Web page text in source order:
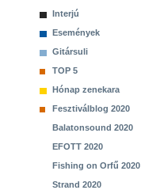
Interjú
Események
Gitársuli
TOP 5
Hónap zenekara
Fesztiválblog 2020
Balatonsound 2020
EFOTT 2020
Fishing on Orfű 2020
Strand 2020